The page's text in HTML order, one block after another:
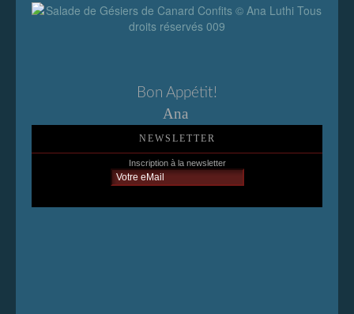
Bon Appétit!
Ana
NEWSLETTER
Inscription à la newsletter